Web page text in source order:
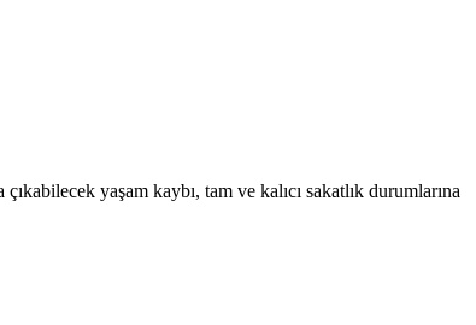
yaşam kaybı, tam ve kalıcı sakatlık durumlarına